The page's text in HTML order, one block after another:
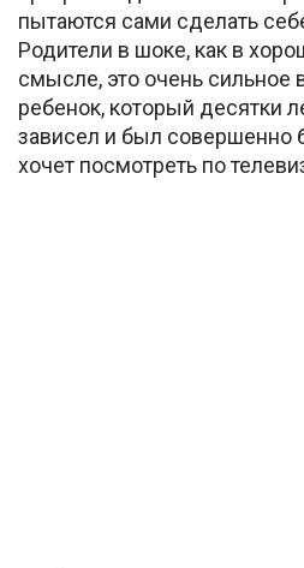
пытаются сами сделать
Родители в шоке, как в
смысле, это очень сильное
ребенок, который десятки
зависел и был совершенно
хочет посмотреть по